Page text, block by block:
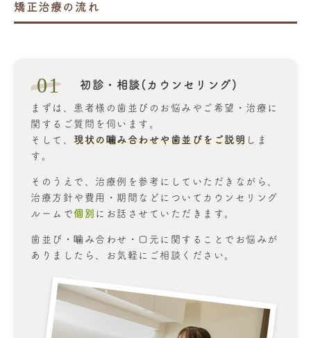
矯正治療の流れ
01 初診・相談(カウンセリング)
まずは、患者様の歯並びのお悩みやご希望・治療に
関するご質問を伺います。
そして、 現状の噛み合わせや歯並びをご説明 しま
す。
そのうえで、治療例を参考にしていただきながら、
治療方針や費用・期間などについてカウンセリング
ルームで個別 にお話させていただきます。
歯並び・噛み合わせ・口元に関することでお悩みが
ありましたら、お気軽にご相談ください。